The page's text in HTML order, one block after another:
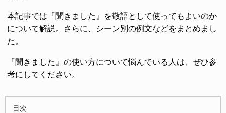
本記事では『聞きました』を敬語として使ってもよいのか
について解説。さらに、シーン別の例文などをまとめまし
た。
『聞きました』の使い方について悩んでいる人は、ぜひ参
考にしてください。
目次